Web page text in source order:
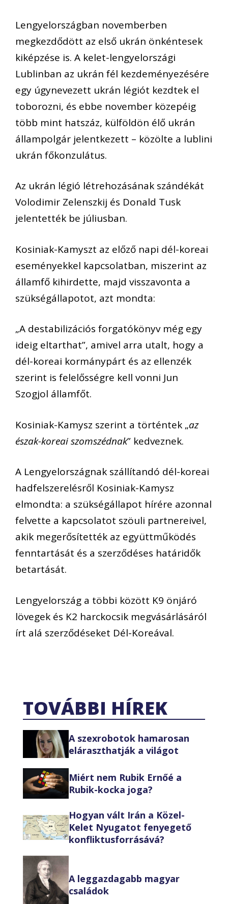
Lengyelországban novemberben
megkezdődött az első ukrán önkéntesek
kiképzése is. A kelet-lengyelországi
Lublinban az ukrán fél kezdeményezésére
egy úgynevezett ukrán légiót kezdtek el
toborozni, és ebbe november közepéig
több mint hatszáz, külföldön élő ukrán
állampolgár jelentkezett – közölte a lublini
ukrán főkonzulátus.
Az ukrán légió létrehozásának szándékát
Volodimir Zelenszkij és Donald Tusk
jelentették be júliusban.
Kosiniak-Kamyszt az előző napi dél-koreai
eseményekkel kapcsolatban, miszerint az
államfő kihirdette, majd visszavonta a
szükségállapotot, azt mondta:
„A destabilizációs forgatókönyv még egy
ideig eltarthat”, amivel arra utalt, hogy a
dél-koreai kormánypárt és az ellenzék
szerint is felelősségre kell vonni Jun
Szogjol államfőt.
Kosiniak-Kamysz szerint a történtek „az
észak-koreai szomszédnak” kedveznek.
A Lengyelországnak szállítandó dél-koreai
hadfelszerelésről Kosiniak-Kamysz
elmondta: a szükségállapot hírére azonnal
felvette a kapcsolatot szöuli partnereivel,
akik megerősítették az együttműködés
fenntartását és a szerződéses határidők
betartását.
Lengyelország a többi között K9 önjáró
lövegek és K2 harckocsik megvásárlásáról
írt alá szerződéseket Dél-Koreával.
TOVÁBBI HÍREK
A szexrobotok hamarosan
eláraszthatják a világot
Miért nem Rubik Ernőé a
Rubik-kocka joga?
Hogyan vált Irán a Közel-
Kelet Nyugatot fenyegető
konfliktusforrásává?
A leggazdagabb magyar
családok